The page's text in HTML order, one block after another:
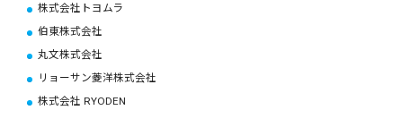
株式会社トヨムラ
伯東株式会社
丸文株式会社
リョーサン菱洋株式会社
株式会社 RYODEN